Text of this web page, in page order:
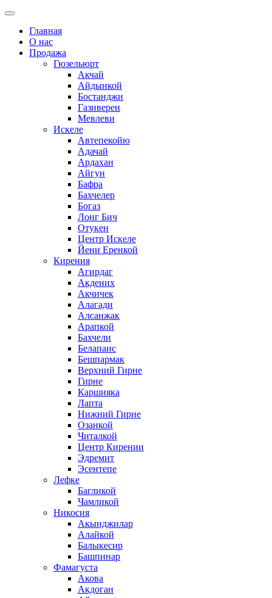
Главная
О нас
Продажа
Гюзельюрт
Акчай
Айдынкой
Бостанджи
Газиверен
Мевлеви
Искеле
Автепекойю
Адачай
Ардахан
Айгун
Бафра
Бахчелер
Богаз
Лонг Бич
Отукен
Центр Искеле
Йени Еренкой
Кирения
Агирдаг
Акдених
Акчичек
Алагади
Алсанжак
Арапкой
Бахчели
Белапаис
Бешпармак
Верхний Гирне
Гирне
Каршияка
Лапта
Нижний Гирне
Озанкой
Читалкой
Центр Кирении
Эдремит
Эсентепе
Лефке
Багликой
Чамликой
Никосия
Акынджилар
Алайкой
Балыкесир
Башпинар
Фамагуста
Акова
Акдоган